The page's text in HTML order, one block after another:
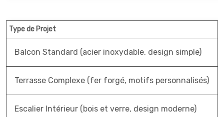
Type de Projet
Balcon Standard (acier inoxydable, design simple)
Terrasse Complexe (fer forgé, motifs personnalisés)
Escalier Intérieur (bois et verre, design moderne)